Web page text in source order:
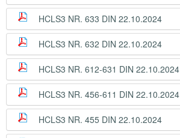
HCLS3 NR. 633 DIN 22.10.2024
HCLS3 NR. 632 DIN 22.10.2024
HCLS3 NR. 612-631 DIN 22.10.2024
HCLS3 NR. 456-611 DIN 22.10.2024
HCLS3 NR. 455 DIN 22.10.2024